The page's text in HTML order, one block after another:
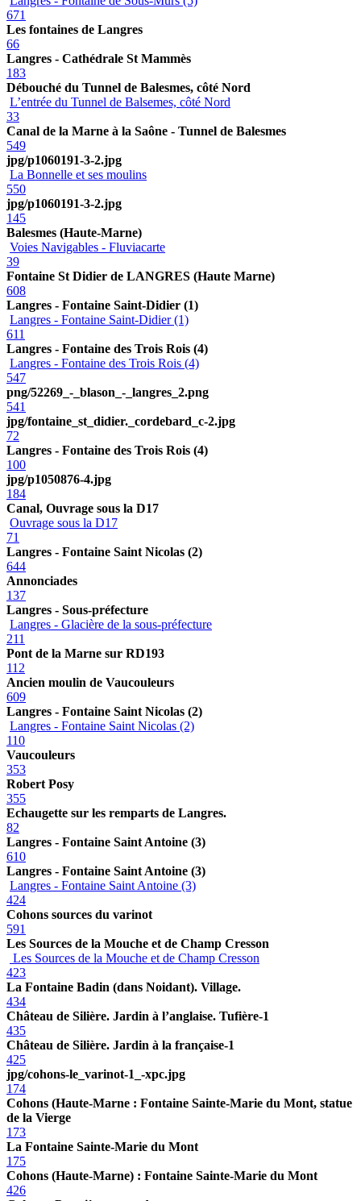
671
Les fontaines de Langres
66
Langres - Cathédrale St Mammès
183
Débouché du Tunnel de Balesmes, côté Nord
L’entrée du Tunnel de Balsemes, côté Nord
33
Canal de la Marne à la Saône - Tunnel de Balesmes
549
jpg/p1060191-3-2.jpg
La Bonnelle et ses moulins
550
jpg/p1060191-3-2.jpg
145
Balesmes (Haute-Marne)
Voies Navigables - Fluviacarte
39
Fontaine St Didier de LANGRES (Haute Marne)
608
Langres - Fontaine Saint-Didier (1)
Langres - Fontaine Saint-Didier (1)
611
Langres - Fontaine des Trois Rois (4)
Langres - Fontaine des Trois Rois (4)
547
png/52269_-_blason_-_langres_2.png
541
jpg/fontaine_st_didier._cordebard_c-2.jpg
72
Langres - Fontaine des Trois Rois (4)
100
jpg/p1050876-4.jpg
184
Canal, Ouvrage sous la D17
Ouvrage sous la D17
71
Langres - Fontaine Saint Nicolas (2)
644
Annonciades
137
Langres - Sous-préfecture
Langres - Glacière de la sous-préfecture
211
Pont de la Marne sur RD193
112
Ancien moulin de Vaucouleurs
609
Langres - Fontaine Saint Nicolas (2)
Langres - Fontaine Saint Nicolas (2)
110
Vaucouleurs
353
Robert Posy
355
Echaugette sur les remparts de Langres.
82
Langres - Fontaine Saint Antoine (3)
610
Langres - Fontaine Saint Antoine (3)
Langres - Fontaine Saint Antoine (3)
424
Cohons sources du varinot
591
Les Sources de la Mouche et de Champ Cresson
Les Sources de la Mouche et de Champ Cresson
423
La Fontaine Badin (dans Noidant). Village.
434
Château de Silière. Jardin à l’anglaise. Tufière-1
435
Château de Silière. Jardin à la française-1
425
jpg/cohons-le_varinot-1_-xpc.jpg
174
Cohons (Haute-Marne : Fontaine Sainte-Marie du Mont, statue
de la Vierge
173
La Fontaine Sainte-Marie du Mont
175
Cohons (Haute-Marne) : Fontaine Sainte-Marie du Mont
426